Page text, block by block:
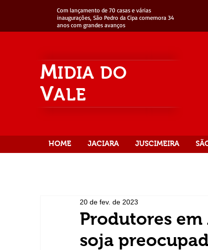
Com lançamento de 70 casas e várias
inaugurações, São Pedro da Cipa comemora 34
anos com grandes avanços
MIDIA DO
VALE
HOME JACIARA JUSCIMEIRA
Produtores
soja
20 de fev. de 2023